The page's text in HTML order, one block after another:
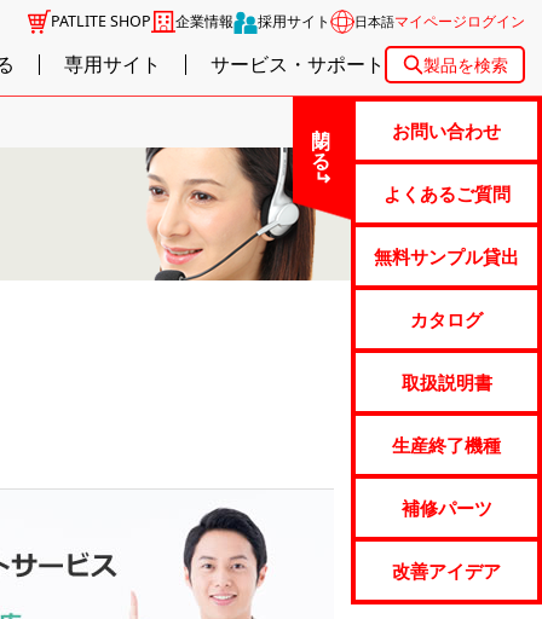
PATLITE SHOP 企業情報 採用サイト 日本語マイページログイン
専用サイト サービス・サポート 製品を検索
閉じる お問い合わせ
よくあるご質問
無料サンプル貸出
カタログ
取扱説明書
生産終了機種
補修パーツ
改善アイデア